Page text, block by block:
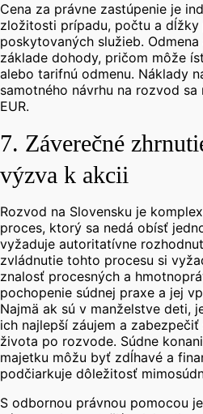
Cena za právne zastúpenie je
zložitosti prípadu, počtu a dĺžky
poskytovaných služieb.
základe dohody, pričom môže
alebo tarifnú odmenu. Náklady
samotného návrhu na rozvod
EUR.
7. Záverečné
výzva k akcii
Rozvod na Slovensku je
proces, ktorý sa nedá obísť
vyžaduje autoritatívne
zvládnutie tohto procesu si
znalosť procesných a
pochopenie súdnej praxe a jej
Najmä ak sú v manželstve deti,
ich najlepší záujem a
života po rozvode. Súdne
majetku môžu byť zdĺhavé a
podčiarkuje dôležitosť
S odbornou právnou pomocou